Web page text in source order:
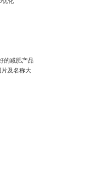
的减肥产品
及名称大